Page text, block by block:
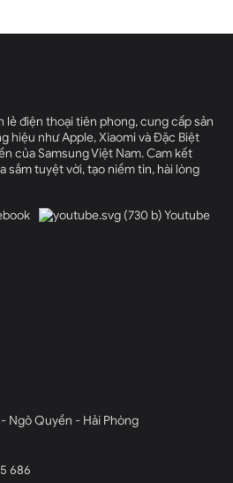
lẻ điện thoại tiên phong, cung cấp sản
hiệu như Apple, Xiaomi và Đặc Biệt
của Samsung Việt Nam. Cam kết
sắm tuyệt vời, tạo niềm tin, hài lòng
Youtube
Ngô Quyền - Hải Phòng
686